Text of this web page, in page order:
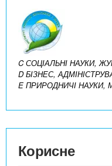
C СОЦІАЛЬНІ НАУКИ,
D БІЗНЕС,
E ПРИРОДНИЧІ НАУКИ,
Корисне